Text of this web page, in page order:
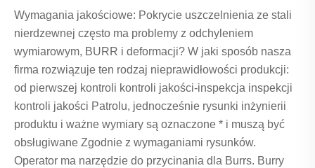
Wymagania jakościowe: Pokrycie uszczelnienia ze stali
nierdzewnej często ma problemy z odchyleniem
wymiarowym, BURR i deformacji? W jaki sposób nasza
firma rozwiązuje ten rodzaj nieprawidłowości produkcji:
od pierwszej kontroli kontroli jakości-inspekcja inspekcji
kontroli jakości Patrolu, jednocześnie rysunki inżynierii
produktu i ważne wymiary są oznaczone * i muszą być
obsługiwane Zgodnie z wymaganiami rysunków.
Operator ma narzędzie do przycinania dla Burrs. Burry